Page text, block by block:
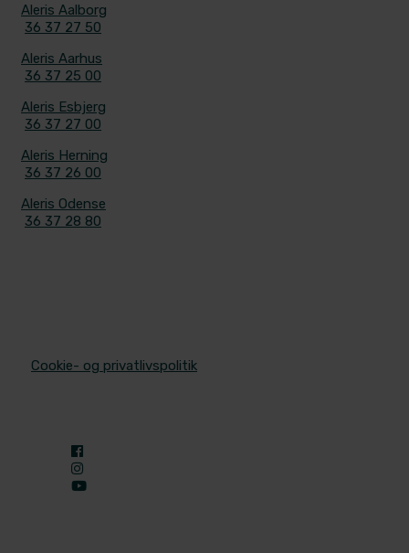
Aleris Aalborg
36 37 27 50
Aleris Aarhus
36 37 25 00
Aleris Esbjerg
36 37 27 00
Aleris Herning
36 37 26 00
Aleris Odense
36 37 28 80
Cookie- og privatlivspolitik